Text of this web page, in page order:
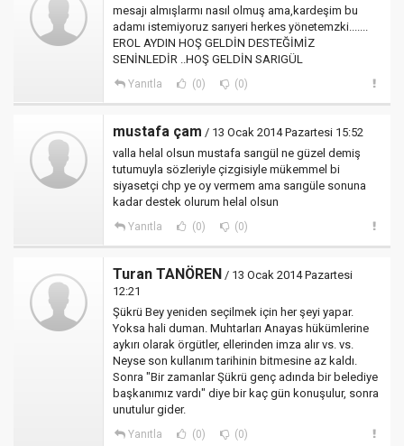
mesajı almışlarmı nasıl olmuş ama,kardeşim bu
adamı istemiyoruz sarıyeri herkes yönetemzki.......
EROL AYDIN HOŞ GELDİN DESTEĞİMİZ
SENİNLEDİR ..HOŞ GELDİN SARIGÜL
Yanıtla (0) (0)
mustafa çam / 13 Ocak 2014 Pazartesi 15:52
valla helal olsun mustafa sarıgül ne güzel demiş
tutumuyla sözleriyle çizgisiyle mükemmel bi
siyasetçi chp ye oy vermem ama sarıgüle sonuna
kadar destek olurum helal olsun
Yanıtla (0) (0)
Turan TANÖREN / 13 Ocak 2014 Pazartesi
12:21
Şükrü Bey yeniden seçilmek için her şeyi yapar.
Yoksa hali duman. Muhtarları Anayas hükümlerine
aykırı olarak örgütler, ellerinden imza alır vs. vs.
Neyse son kullanım tarihinin bitmesine az kaldı.
Sonra "Bir zamanlar Şükrü genç adında bir belediye
başkanımız vardı" diye bir kaç gün konuşulur, sonra
unutulur gider.
Yanıtla (0) (0)